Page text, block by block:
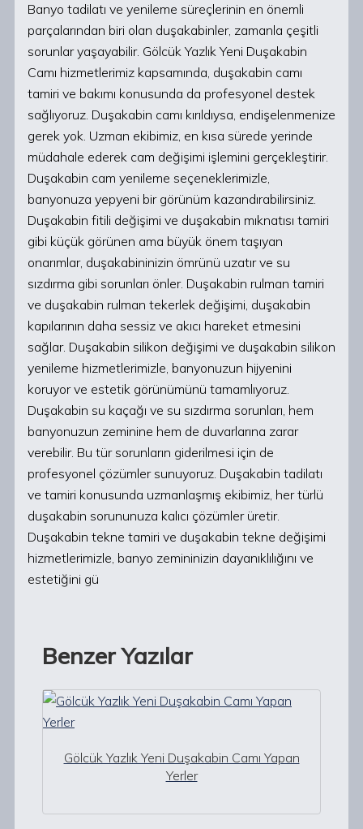
Banyo tadilatı ve yenileme süreçlerinin en önemli
parçalarından biri olan duşakabinler, zamanla çeşitli
sorunlar yaşayabilir. Gölcük Yazlık Yeni Duşakabin
Camı hizmetlerimiz kapsamında, duşakabin camı
tamiri ve bakımı konusunda da profesyonel destek
sağlıyoruz. Duşakabin camı kırıldıysa, endişelenmenize
gerek yok. Uzman ekibimiz, en kısa sürede yerinde
müdahale ederek cam değişimi işlemini gerçekleştirir.
Duşakabin cam yenileme seçeneklerimizle,
banyonuza yepyeni bir görünüm kazandırabilirsiniz.
Duşakabin fitili değişimi ve duşakabin mıknatısı tamiri
gibi küçük görünen ama büyük önem taşıyan
onarımlar, duşakabininizin ömrünü uzatır ve su
sızdırma gibi sorunları önler. Duşakabin rulman tamiri
ve duşakabin rulman tekerlek değişimi, duşakabin
kapılarının daha sessiz ve akıcı hareket etmesini
sağlar. Duşakabin silikon değişimi ve duşakabin silikon
yenileme hizmetlerimizle, banyonuzun hijyenini
koruyor ve estetik görünümünü tamamlıyoruz.
Duşakabin su kaçağı ve su sızdırma sorunları, hem
banyonuzun zeminine hem de duvarlarına zarar
verebilir. Bu tür sorunların giderilmesi için de
profesyonel çözümler sunuyoruz. Duşakabin tadilatı
ve tamiri konusunda uzmanlaşmış ekibimiz, her türlü
duşakabin sorununuza kalıcı çözümler üretir.
Duşakabin tekne tamiri ve duşakabin tekne değişimi
hizmetlerimizle, banyo zemininizin dayanıklılığını ve
estetiğini gü
Benzer Yazılar
Gölcük Yazlık Yeni Duşakabin Camı Yapan
Yerler